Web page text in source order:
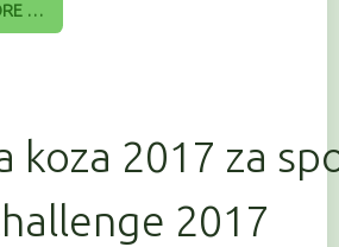
…
koza 2017 za
2017